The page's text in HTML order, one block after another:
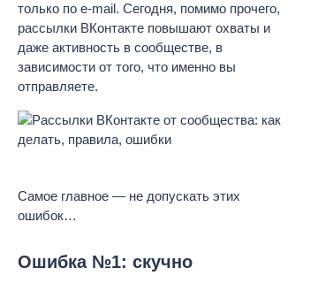
только по e-mail. Сегодня, помимо прочего,
рассылки ВКонтакте повышают охваты и
даже активность в сообществе, в
зависимости от того, что именно вы
отправляете.
Самое главное — не допускать этих
ошибок…
Ошибка №1: скучно